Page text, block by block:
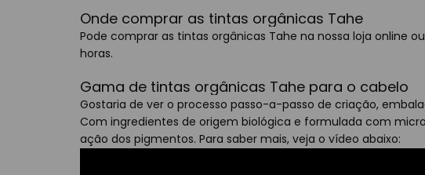
Onde comprar as tintas orgânicas Tahe
Pode comprar as tintas orgânicas Tahe na nossa loja online
horas.
Gama de tintas orgânicas Tahe para o cabelo
Gostaria de ver o processo passo-a-passo de criação,
Com ingredientes de origem biológica e formulada com
ação dos pigmentos. Para saber mais, veja o vídeo abaixo: